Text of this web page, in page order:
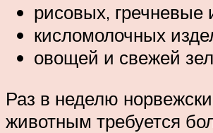
рисовых,
кисломолочных
овощей и свежей
Раз в неделю
животным требуется